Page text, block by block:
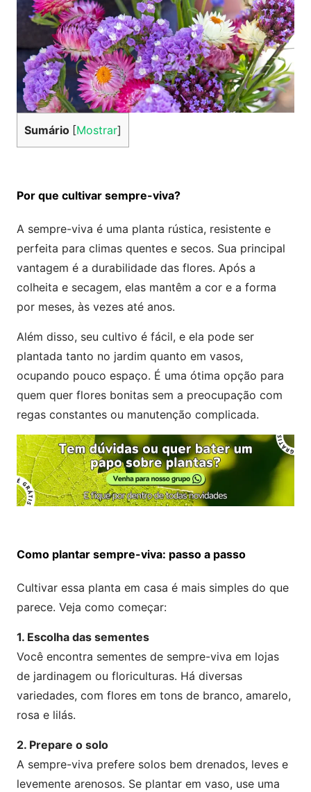
Sumário [Mostrar]
Por que cultivar sempre-viva?
A sempre-viva é uma planta rústica, resistente e
perfeita para climas quentes e secos. Sua principal
vantagem é a durabilidade das flores. Após a
colheita e secagem, elas mantêm a cor e a forma
por meses, às vezes até anos.
Além disso, seu cultivo é fácil, e ela pode ser
plantada tanto no jardim quanto em vasos,
ocupando pouco espaço. É uma ótima opção para
quem quer flores bonitas sem a preocupação com
regas constantes ou manutenção complicada.
Como plantar sempre-viva: passo a passo
Cultivar essa planta em casa é mais simples do que
parece. Veja como começar:
1. Escolha das sementes
Você encontra sementes de sempre-viva em lojas
de jardinagem ou floriculturas. Há diversas
variedades, com flores em tons de branco, amarelo,
rosa e lilás.
2. Prepare o solo
A sempre-viva prefere solos bem drenados, leves e
levemente arenosos. Se plantar em vaso, use uma